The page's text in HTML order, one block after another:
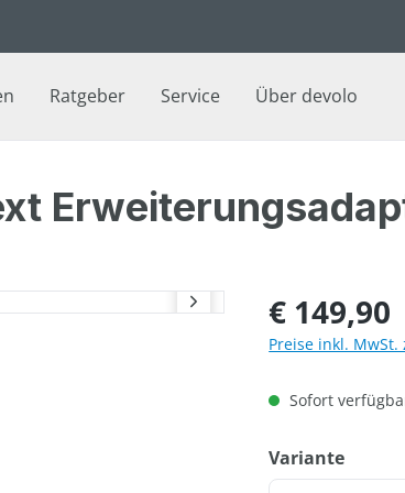
Ratgeber Service Über devolo
Regulärer Preis:
€ 149,90
Preise inkl. MwSt.
Sofort
Variante